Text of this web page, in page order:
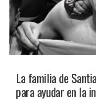
La familia de
para ayudar en la